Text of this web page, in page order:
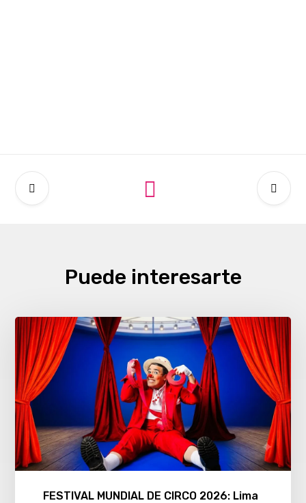
Puede interesarte
FESTIVAL MUNDIAL DE CIRCO 2026: Lima